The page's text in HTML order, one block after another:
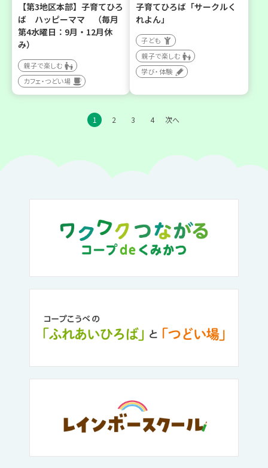
【第3地区本部】子育てひろ
ば ハッピーママ （毎月
第4水曜日：9月・12月休
み）
親子で楽しむ
カフェ・つどい場
子育てひろば「サークルく
れよん」
子ども
親子で楽しむ
学び・体験
1 2 3 4 次へ